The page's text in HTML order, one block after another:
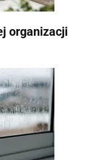
organizacji